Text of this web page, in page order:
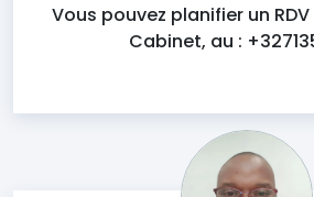
Vous pouvez planifier un
Cabinet, au :